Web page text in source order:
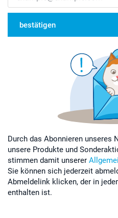
bestätigen
Durch das Abonnieren unseres
unsere Produkte und
stimmen damit unserer
Sie können sich jederzeit
Abmeldelink klicken, der in
enthalten ist.